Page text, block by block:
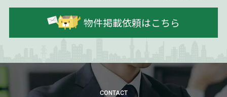
物件掲載依頼はこちら
CONTACT